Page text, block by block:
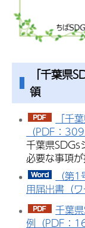
「千葉県
領
「千
（PDF：
千葉県SDGs
必要な事項が
（第
用届出書（
千葉
例（PDF：